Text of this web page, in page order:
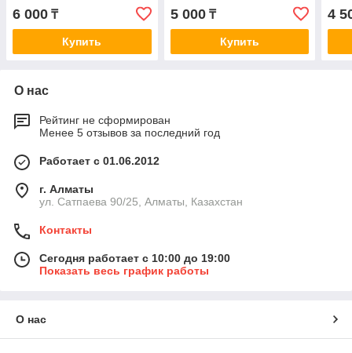
E70/E71/E72/F01/F07/F103.0i
08>
6 000 ₸
Купить
5 000₸
Купить
4
О нас
Рейтинг не сформирован
Менее 5 отзывов за последний год
Работает с 01.06.2012
г. Алматы
ул. Сатпаева 90/25, Алматы, Казахстан
Контакты
Сегодня работает с 10:00 до 19:00
Показать весь график работы
О нас